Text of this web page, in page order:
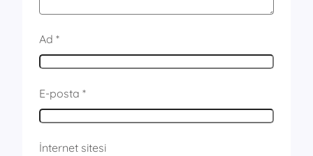
Ad *
E-posta *
İnternet sitesi